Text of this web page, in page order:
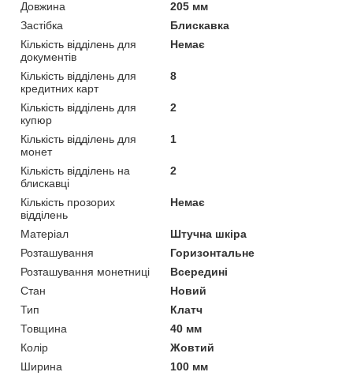
Довжина
205 мм
Застібка
Блискавка
Кількість відділень для
документів
Немає
Кількість відділень для
кредитних карт
8
Кількість відділень для
купюр
2
Кількість відділень для
монет
1
Кількість відділень на
блискавці
2
Кількість прозорих
відділень
Немає
Матеріал
Штучна шкіра
Розташування
Горизонтальне
Розташування монетниці
Всередині
Стан
Новий
Тип
Клатч
Товщина
40 мм
Колір
Жовтий
Ширина
100 мм